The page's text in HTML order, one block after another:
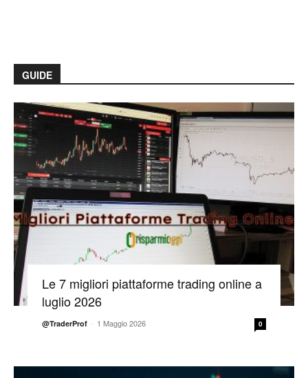
GUIDE
Le 7 migliori piattaforme trading online a
luglio 2026
@TraderProf - 1 Maggio 2026 0